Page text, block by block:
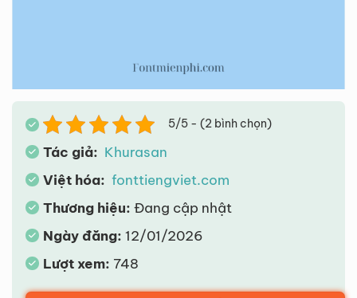
5/5 - (2 bình chọn)
Tác giả: Khurasan
Việt hóa: fonttiengviet.com
Thương hiệu: Đang cập nhật
Ngày đăng: 12/01/2026
Lượt xem: 748